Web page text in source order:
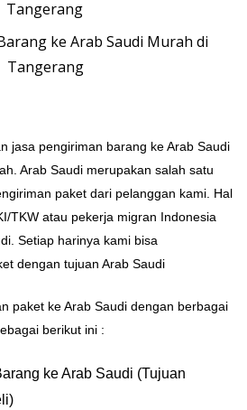
ke Arab Saudi Murah di
Tangerang
jasa pengiriman barang ke Arab Saudi
Arab Saudi merupakan salah satu
paket dari pelanggan kami. Hal
TKW atau pekerja migran Indonesia
Setiap harinya kami bisa
dengan tujuan Arab Saudi
paket ke Arab Saudi dengan berbagai
berikut ini :
ke Arab Saudi (Tujuan